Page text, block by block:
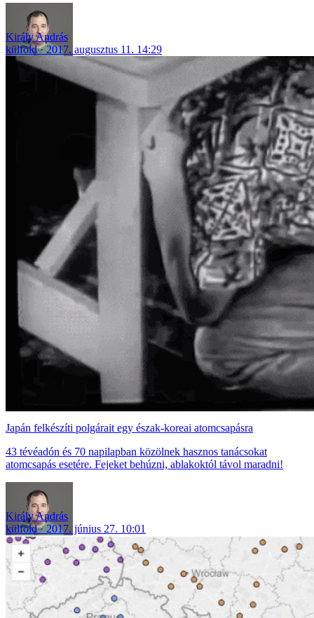
Király András
külföld
2017. augusztus 11. 14:29
Japán felkészíti polgárait egy észak-koreai atomcsapásra
43 tévéadón és 70 napilapban közölnek hasznos tanácsokat
atomcsapás esetére. Fejeket behúzni, ablakoktól távol maradni!
Király András
külföld
2017. június 27. 10:01